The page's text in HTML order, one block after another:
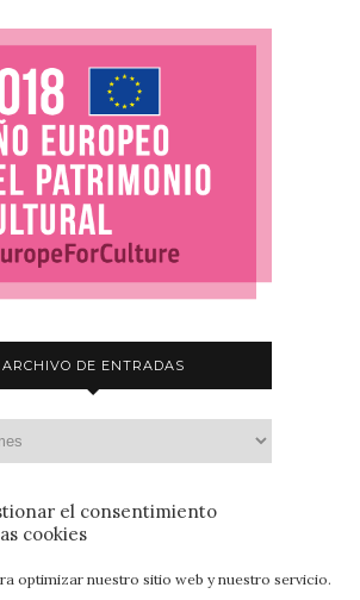
el consentimiento
cookies
optimizar nuestro sitio web y nuestro servicio.
ARCHIVO DE ENTRADAS